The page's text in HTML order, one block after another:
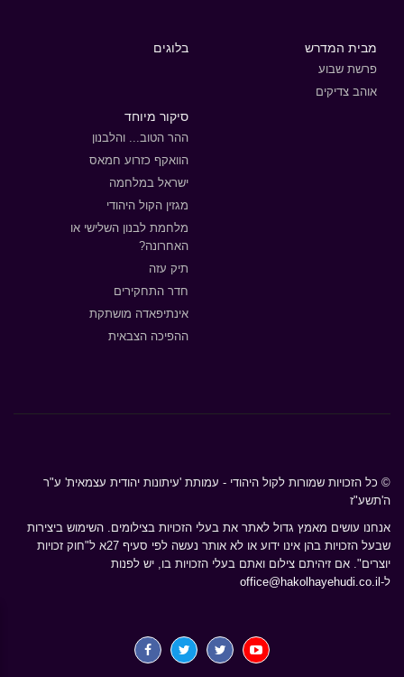
מבית המדרש
פרשת שבוע
אוהב צדיקים
בלוגים
סיקור מיוחד
ההר הטוב... והלבנון
הוואקף כזרוע חמאס
ישראל במלחמה
מגזין הקול היהודי
מלחמת לבנון השלישי או
האחרונה?
תיק עזה
חדר התחקירים
אינתיפאדה מושתקת
ההפיכה הצבאית
© כל הזכויות שמורות לקול היהודי - עמותת 'עיתונות יהודית עצמאית' ע"ר
ה'תשע"ז
אנחנו עושים מאמץ גדול לאתר את בעלי הזכויות בצילומים. השימוש ביצירות
שבעל הזכויות בהן אינו ידוע או לא אותר נעשה לפי סעיף 27א ל"חוק זכויות
יוצרים". אם זיהיתם צילום ואתם בעלי הזכויות בו, יש לפנות
ל- office@hakolhayehudi.co.il